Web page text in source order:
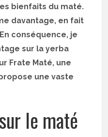
bienfaits du maté.
davantage, en fait
conséquence, je
sur la yerba
Frate Maté, une
une vaste
le maté